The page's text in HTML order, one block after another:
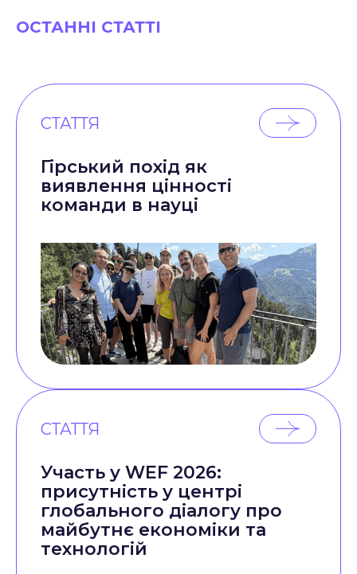
ОСТАННІ СТАТТІ
СТАТТЯ
Гірський похід як
виявлення цінності
команди в науці
СТАТТЯ
Участь у WEF 2026:
присутність у центрі
глобального діалогу про
майбутнє економіки та
технологій